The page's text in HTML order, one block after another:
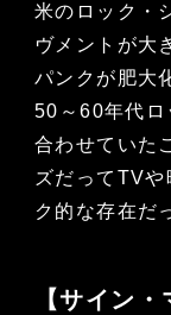
米のロック・
ヴメントが大
パンクが肥大
50～60年代ロ
合わせていた
ズだってTV
ク的な存在だ
【サイン